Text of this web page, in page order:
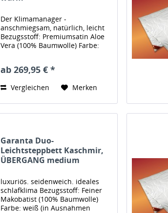
Der Klimamanager -
anschmiegsam, natürlich, leicht
Bezugsstoff: Premiumsatin Aloe
Vera (100% Baumwolle) Farbe:
Softeinfassung der Ränder
Füllmenge: ca....
ab 269,95 € *
Vergleichen Merken
Garanta Duo-
Leichtsteppbett Kaschmir,
ÜBERGANG medium
luxuriös. seidenweich. ideales
schlafklima Bezugsstoff: Feiner
Makobatist (100% Baumwolle)
Farbe: weiß (in Ausnahmen